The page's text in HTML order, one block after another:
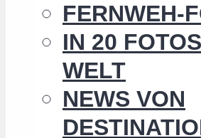
FERNWEH-
IN 20
WELT
NEWS VON